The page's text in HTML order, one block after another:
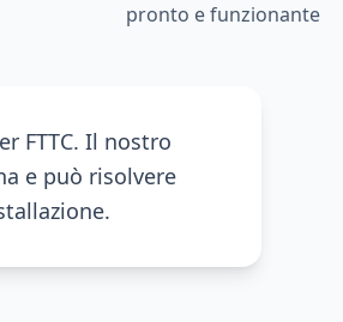
pronto e funzionante
FTTC. Il nostro
e può risolvere